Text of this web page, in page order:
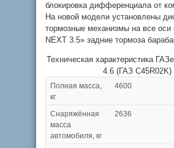
блокировка дифференциала от
На новой модели установлены
тормозные механизмы на все оси
NEXT 3.5» задние тормоза
Техническая характеристика
4.6 (ГАЗ С45R02K)
Полная масса,
кг
4600
Снаряжённая
масса
автомобиля, кг
2636